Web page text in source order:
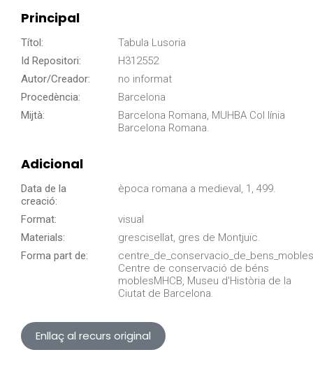
Principal
Títol:
Tabula Lusoria
Id Repositori:
H312552
Autor/Creador:
no informat
Procedència:
Barcelona
Mijtà:
Barcelona Romana, MUHBA Col línia
Barcelona Romana.
Adicional
Data de la
creació:
època romana a medieval, 1, 499.
Format:
visual
Materials:
grescisellat, gres de Montjuïc.
Forma part de:
Centre de conservació de béns
moblesMHCB, Museu d'Història de la
Ciutat de Barcelona.
Enllaç al recurs original